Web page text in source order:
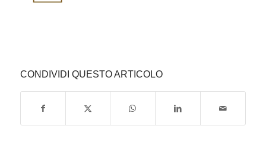
CONDIVIDI QUESTO ARTICOLO